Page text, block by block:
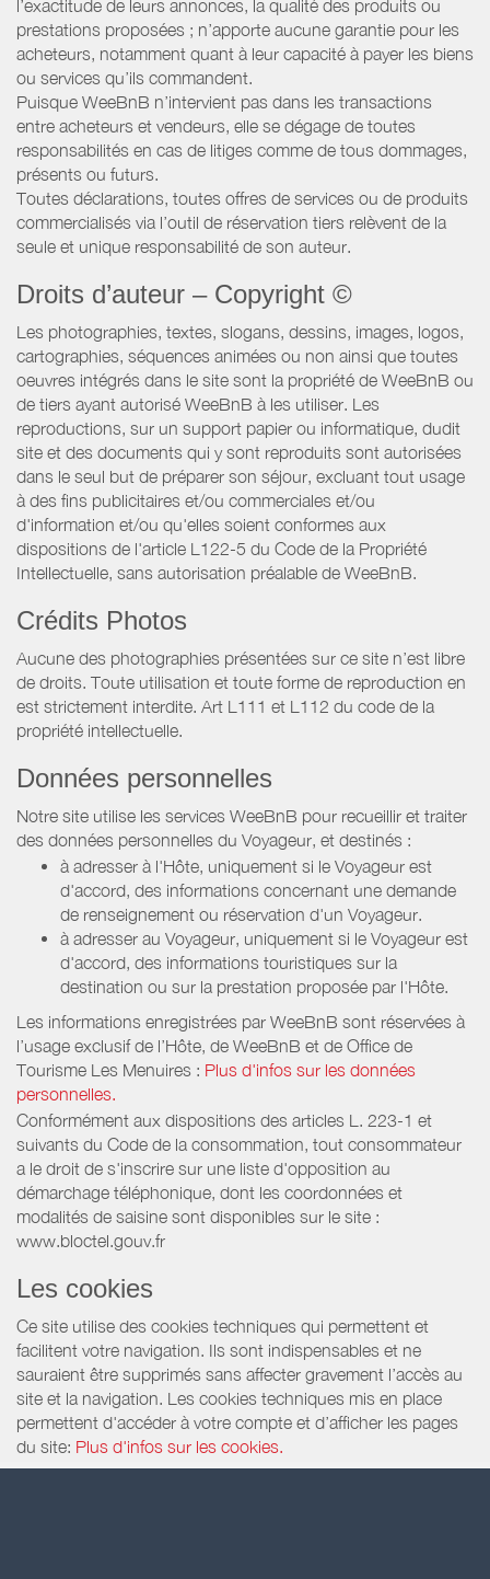
l’exactitude de leurs annonces, la qualité des produits ou
prestations proposées ; n’apporte aucune garantie pour les
acheteurs, notamment quant à leur capacité à payer les biens
ou services qu’ils commandent.
Puisque WeeBnB n’intervient pas dans les transactions
entre acheteurs et vendeurs, elle se dégage de toutes
responsabilités en cas de litiges comme de tous dommages,
présents ou futurs.
Toutes déclarations, toutes offres de services ou de produits
commercialisés via l’outil de réservation tiers relèvent de la
seule et unique responsabilité de son auteur.
Droits d’auteur – Copyright ©
Les photographies, textes, slogans, dessins, images, logos,
cartographies, séquences animées ou non ainsi que toutes
oeuvres intégrés dans le site sont la propriété de WeeBnB ou
de tiers ayant autorisé WeeBnB à les utiliser. Les
reproductions, sur un support papier ou informatique, dudit
site et des documents qui y sont reproduits sont autorisées
dans le seul but de préparer son séjour, excluant tout usage
à des fins publicitaires et/ou commerciales et/ou
d'information et/ou qu'elles soient conformes aux
dispositions de l'article L122-5 du Code de la Propriété
Intellectuelle, sans autorisation préalable de WeeBnB.
Crédits Photos
Aucune des photographies présentées sur ce site n’est libre
de droits. Toute utilisation et toute forme de reproduction en
est strictement interdite. Art L111 et L112 du code de la
propriété intellectuelle.
Données personnelles
Notre site utilise les services WeeBnB pour recueillir et traiter
des données personnelles du Voyageur, et destinés :
à adresser à l'Hôte, uniquement si le Voyageur est
d'accord, des informations concernant une demande
de renseignement ou réservation d'un Voyageur.
à adresser au Voyageur, uniquement si le Voyageur est
d'accord, des informations touristiques sur la
destination ou sur la prestation proposée par l'Hôte.
Les informations enregistrées par WeeBnB sont réservées à
l’usage exclusif de l’Hôte, de WeeBnB et de Office de
Tourisme Les Menuires : Plus d'infos sur les données
personnelles.
Conformément aux dispositions des articles L. 223-1 et
suivants du Code de la consommation, tout consommateur
a le droit de s'inscrire sur une liste d'opposition au
démarchage téléphonique, dont les coordonnées et
modalités de saisine sont disponibles sur le site :
www.bloctel.gouv.fr
Les cookies
Ce site utilise des cookies techniques qui permettent et
facilitent votre navigation. Ils sont indispensables et ne
sauraient être supprimés sans affecter gravement l’accès au
site et la navigation. Les cookies techniques mis en place
permettent d'accéder à votre compte et d’afficher les pages
du site: Plus d'infos sur les cookies.